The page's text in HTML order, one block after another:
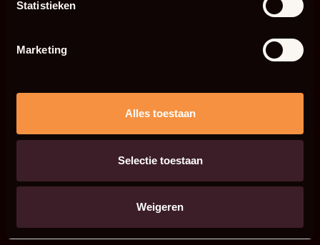
Statistieken
Marketing
Alles toestaan
Selectie toestaan
Weigeren